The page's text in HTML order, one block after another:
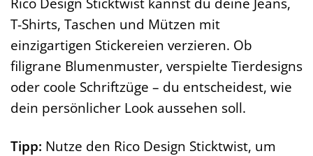
T-Shirts, Taschen und Mützen mit
einzigartigen Stickereien verzieren. Ob
filigrane Blumenmuster, verspielte Tierdesigns
oder coole Schriftzüge – du entscheidest, wie
dein persönlicher Look aussehen soll.
Tipp: Nutze den Rico Design Sticktwist, um